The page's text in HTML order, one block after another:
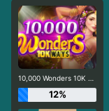
10,000 Wonders 10K Ways
12%